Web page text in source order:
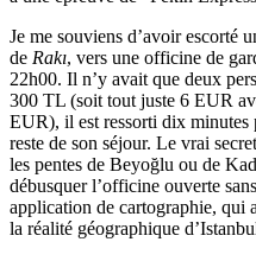
Je me souviens d’avoir escorté
de Rakı, vers une officine de
22h00. Il n’y avait que deux
300 TL (soit tout juste 6 EUR
EUR), il est ressorti dix minutes
reste de son séjour. Le vrai
les pentes de Beyoğlu ou de
débusquer l’officine ouverte
application de cartographie, qui
la réalité géographique